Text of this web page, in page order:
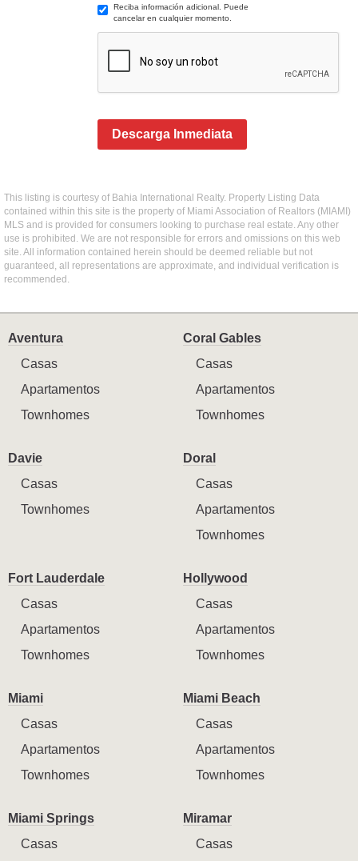
Reciba información adicional. Puede
cancelar en cualquier momento.
Descarga Inmediata
This listing is courtesy of Bahia International Realty. Property Listing Data
contained within this site is the property of Miami Association of Realtors (MIAMI)
MLS and is provided for consumers looking to purchase real estate. Any other
use is prohibited. We are not responsible for errors and omissions on this web
site. All information contained herein should be deemed reliable but not
guaranteed, all representations are approximate, and individual verification is
recommended.
Aventura
Casas
Apartamentos
Townhomes
Coral Gables
Casas
Apartamentos
Townhomes
Davie
Casas
Townhomes
Doral
Casas
Apartamentos
Townhomes
Fort Lauderdale
Casas
Apartamentos
Townhomes
Hollywood
Casas
Apartamentos
Townhomes
Miami
Casas
Apartamentos
Townhomes
Miami Beach
Casas
Apartamentos
Townhomes
Miami Springs
Casas
Miramar
Casas